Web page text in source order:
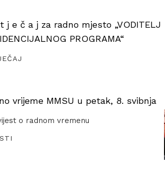
j e č a j za radno mjesto „VODITELJ
PROGRAMA“
vrijeme MMSU u petak, 8. svibnja
o radnom vremenu